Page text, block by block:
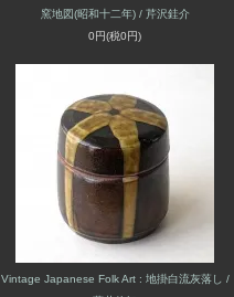
窯地図(昭和十二年) / 芹沢銈介
0円(税0円)
Vintage Japanese Folk Art : 地掛白流灰落し /